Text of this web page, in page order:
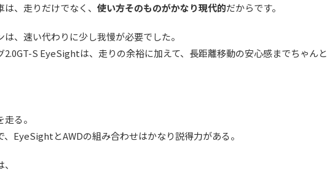
、走りだけでなく、 使い方そのものがかなり現代的だからです。
、速い代わりに少し我慢が必要でした。
2.0GT-S EyeSightは、走りの余裕に加えて、長距離移動の安心感までちゃんと
る。
、EyeSightとAWDの組み合わせはかなり説得力がある。